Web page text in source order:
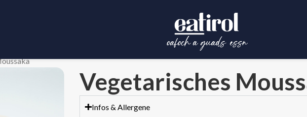
Vegetarisches
Infos & Allergene